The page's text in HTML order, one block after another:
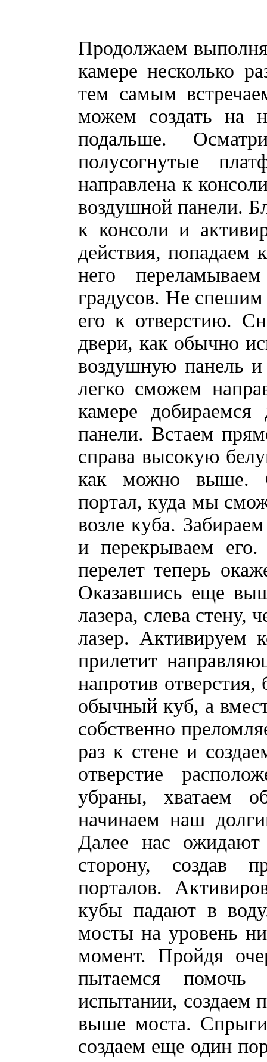
Продолжаем
камере несколько
тем самым
можем создать на
подальше.
полусогнутые
направлена к
воздушной панели.
к консоли и
действия,
него
градусов. Не спешим
его к отверстию.
двери, как обычно
воздушную панель и
легко сможем
камере
панели. Встаем
справа высокую
как можно выше.
портал, куда мы
возле куба.
и перекрываем
перелет теперь
Оказавшись еще
лазера, слева стену,
лазер. Активируем
прилетит
напротив
обычный куб, а
собственно
раз к стене и
отверстие
убраны, хватаем
начинаем наш
Далее нас
сторону, создав
порталов.
кубы падают в
мосты на уровень
момент. Пройдя
пытаемся
испытании, создаем
выше моста.
создаем еще один